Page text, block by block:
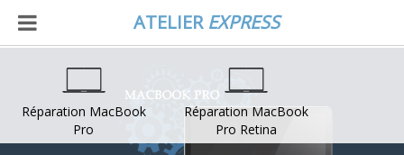
ATELIER EXPRESS
Réparation MacBook
Pro
Réparation MacBook
Pro Retina